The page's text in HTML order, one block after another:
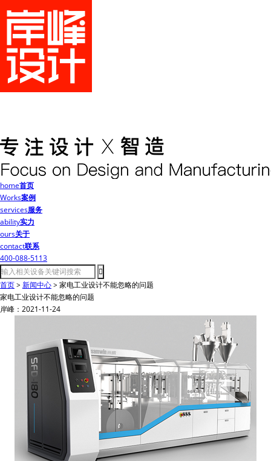
home首页
Works案例
services服务
ability实力
ours关于
contact联系
400-088-5113
首页> 新闻中心> 家电工业设计不能忽略的问题
家电工业设计不能忽略的问题
岸峰：2021-11-24